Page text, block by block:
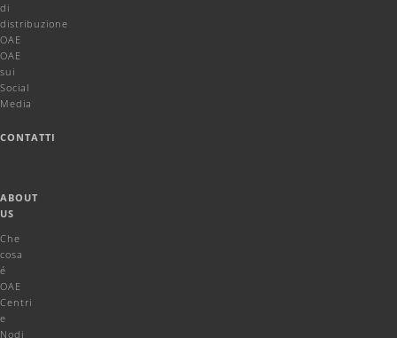
di
distribuzione
OAE
OAE
sui
Social
Media
CONTATTI
ABOUT
US
Che
cosa
é
OAE
Centri
e
Nodi